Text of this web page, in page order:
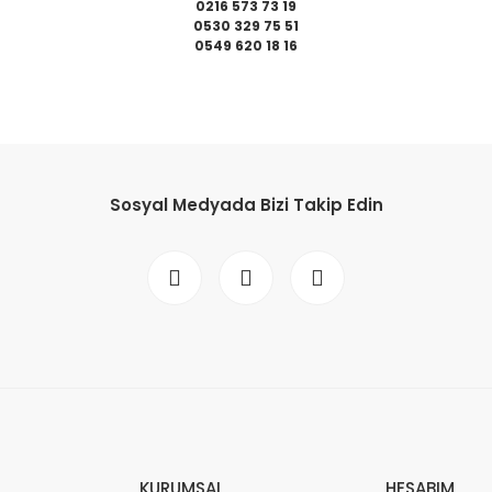
0216 573 73 19
0530 329 75 51
0549 620 18 16
Sosyal Medyada Bizi Takip Edin